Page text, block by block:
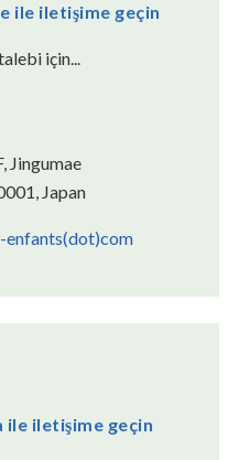
ile iletişime geçin
için...
Jingumae
Japan
ile iletişime geçin